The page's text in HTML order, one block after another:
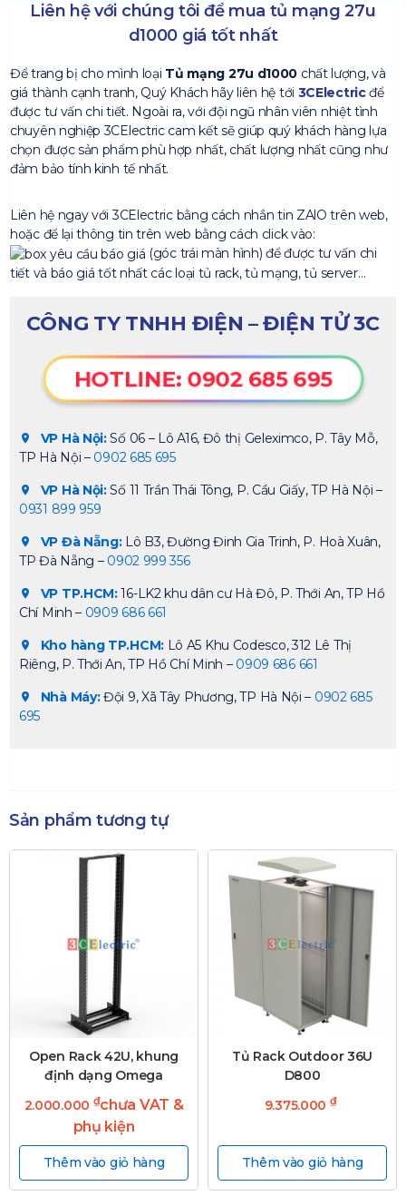
Liên hệ với chúng tôi để mua tủ mạng 27u
d1000 giá tốt nhất
Để trang bị cho mình loại Tủ mạng 27u d1000 chất lượng, và
giá thành cạnh tranh, Quý Khách hãy liên hệ tới 3CElectricđể
được tư vấn chi tiết. Ngoài ra, với đội ngũ nhân viên nhiệt tình
chuyên nghiệp 3CElectric cam kết sẽ giúp quý khách hàng lựa
chọn được sản phẩm phù hợp nhất, chất lượng nhất cũng như
đảm bảo tính kinh tế nhất.
Liên hệ ngay với 3CElectric bằng cách nhắn tin ZAlO trên web,
hoặc để lại thông tin trên web bằng cách click vào:
(góc trái màn hình) để được tư vấn chi
tiết và báo giá tốt nhất các loại tủ rack, tủ mạng, tủ server…
CÔNG TY TNHH ĐIỆN – ĐIỆN TỬ 3C
HOTLINE: 0902 685 695
VP Hà Nội:Số 06 – Lô A16, Đô thị Geleximco, P. Tây Mỗ,
TP Hà Nội – 0902 685 695
VP Hà Nội:Số 11 Trần Thái Tông, P. Cầu Giấy, TP Hà Nội –
0931 899 959
VP Đà Nẵng:Lô B3, Đường Đinh Gia Trinh, P. Hoà Xuân,
TP Đà Nẵng – 0902 999 356
VP TP.HCM:16-LK2 khu dân cư Hà Đô, P. Thới An, TP Hồ
Chí Minh – 0909 686 661
Kho hàng TP.HCM:Lô A5 Khu Codesco, 312 Lê Thị
Riêng, P. Thới An, TP Hồ Chí Minh – 0909 686 661
Nhà Máy:Đội 9, Xã Tây Phương, TP Hà Nội – 0902 685
695
Sản phẩm tương tự
Open Rack 42U, khung
định dạng Omega
2.000.000 ₫chưa VAT &
phụ kiện
Thêm vào giỏ hàng
Tủ Rack Outdoor 36U
D800
9.375.000 ₫
Thêm vào giỏ hàng